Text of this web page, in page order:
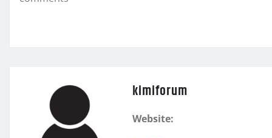
k
kimiforum
Website: